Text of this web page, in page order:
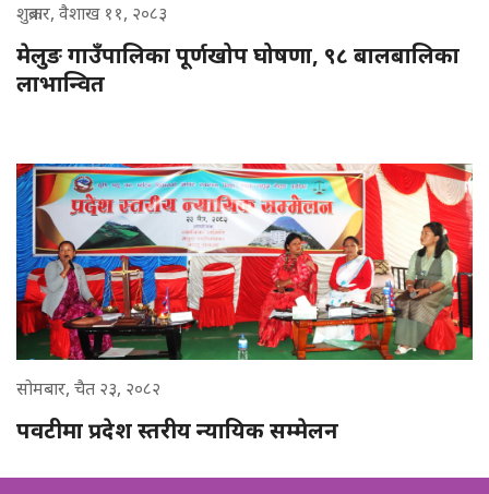
शुक्रबार, वैशाख ११, २०८३
मेलुङ गाउँपालिका पूर्णखोप घोषणा, ९८ बालबालिका
लाभान्वित
सोमबार, चैत २३, २०८२
पवटीमा प्रदेश स्तरीय न्यायिक सम्मेलन